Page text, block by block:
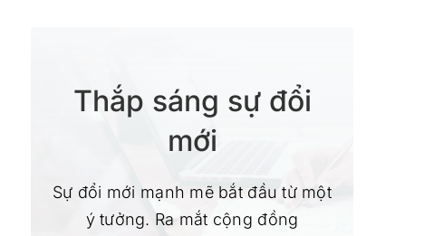
Thắp sáng sự đổi
mới
Sự đổi mới mạnh mẽ bắt đầu từ một
ý tưởng. Ra mắt cộng đồng